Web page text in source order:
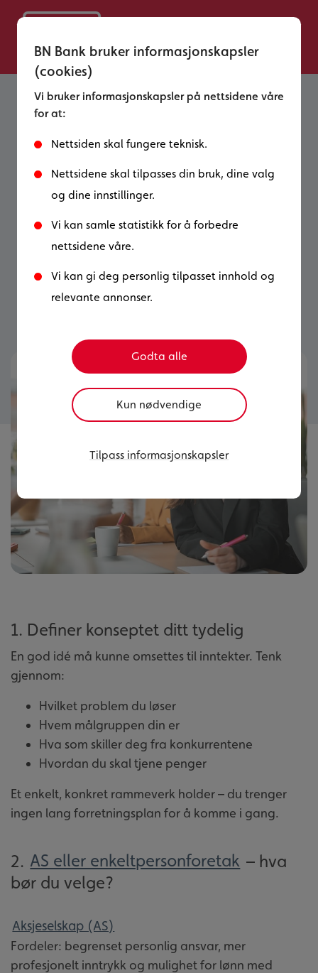
BN Bank bruker informasjonskapsler
(cookies)
Vi bruker informasjonskapsler på nettsidene våre
for at:
Nettsiden skal fungere teknisk.
Nettsidene skal tilpasses din bruk, dine valg
og dine innstillinger.
Vi kan samle statistikk for å forbedre
nettsidene våre.
Vi kan gi deg personlig tilpasset innhold og
relevante annonser.
Godta alle
Kun nødvendige
Tilpass informasjonskapsler
7 gode råd til gründere -
slik starter du bedrift på
riktig måte
spennende og krevende. For å lykkes
trenger du et klart konsept, bevisste valg –
og gode systemer fra dag én. Her får du
1. Definer konseptet ditt tydelig
En god idé må kunne omsettes til inntekter. Tenk
gjennom:
Hvilket problem du løser
Hvem målgruppen din er
Hva som skiller deg fra konkurrentene
Hvordan du skal tjene penger
Et enkelt, konkret rammeverk holder – du trenger
ingen lang forretningsplan for å komme i gang.
2. AS eller enkeltpersonforetak – hva
bør du velge?
Aksjeselskap (AS)
Fordeler: begrenset personlig ansvar, mer
profesjonelt inntrykk og mulighet for lønn med